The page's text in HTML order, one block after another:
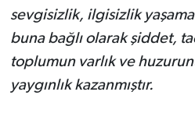
sevgisizlik, ilgisizlik
buna bağlı olarak şiddet,
toplumun varlık ve
yaygınlık kazanmıştır.